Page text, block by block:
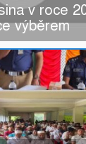
v roce
výběrem